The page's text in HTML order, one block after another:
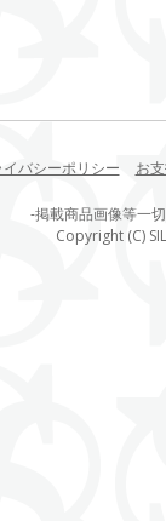
イバシーポリシー お
-掲載商品画像等一
Copyright (C)